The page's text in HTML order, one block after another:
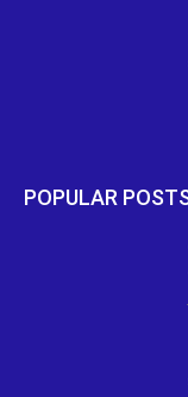
POPULAR